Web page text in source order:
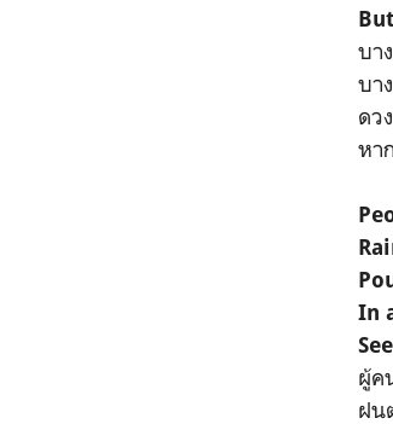
บา
บา
ดว
หา
In
ผู้ค
ฝน